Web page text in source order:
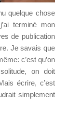
quelque chose
terminé mon
de publication
Je savais que
c’est qu’on
on doit
écrire, c’est
simplement